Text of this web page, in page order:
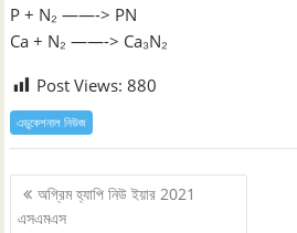
P + N₂ ——-> PN
Ca + N₂ ——-> Ca₃N₂
Post Views: 880
এডুকেশনাল নিউজ
Post
navigation
অগ্রিম হ্যাপি নিউ ইয়ার 2021
এসএমএস